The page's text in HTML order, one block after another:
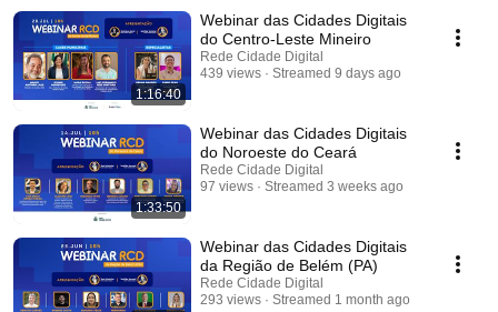
1:16:40
Webinar das Cidades Digitais
do Centro-Leste Mineiro
Rede Cidade Digital
439 views
Streamed 9 days ago
1:33:50
Webinar das Cidades Digitais
do Noroeste do Ceará
Rede Cidade Digital
97 views
Streamed 3 weeks ago
Webinar das Cidades Digitais
da Região de Belém (PA)
Rede Cidade Digital
293 views
Streamed 1 month ago